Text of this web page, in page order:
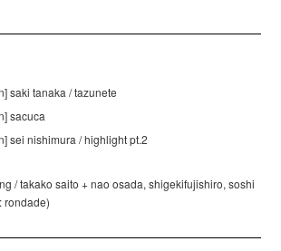
saki tanaka / tazunete
sacuca
sei nishimura / highlight pt.2
/ takako saito + nao osada, shigekifujishiro, soshi
rondade)